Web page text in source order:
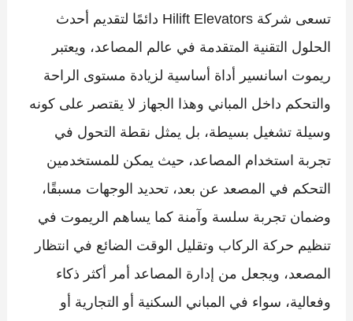
تسعى شركة Hilift Elevators دائمًا لتقديم أحدث
الحلول التقنية المتقدمة في عالم المصاعد، ويعتبر
ريموت اسانسير أداة أساسية لزيادة مستوى الراحة
والتحكم داخل المباني وهذا الجهاز لا يقتصر على كونه
وسيلة تشغيل بسيطة، بل يمثل نقطة التحول في
تجربة استخدام المصاعد، حيث يمكن للمستخدمين
التحكم في المصعد عن بعد، تحديد الوجهات مسبقًا،
وضمان تجربة سلسة وآمنة كما يساهم الريموت في
تنظيم حركة الركاب وتقليل الوقت الضائع في انتظار
المصعد، ويجعل من إدارة المصاعد أمر أكثر ذكاء
وفعالية، سواء في المباني السكنية أو التجارية أو